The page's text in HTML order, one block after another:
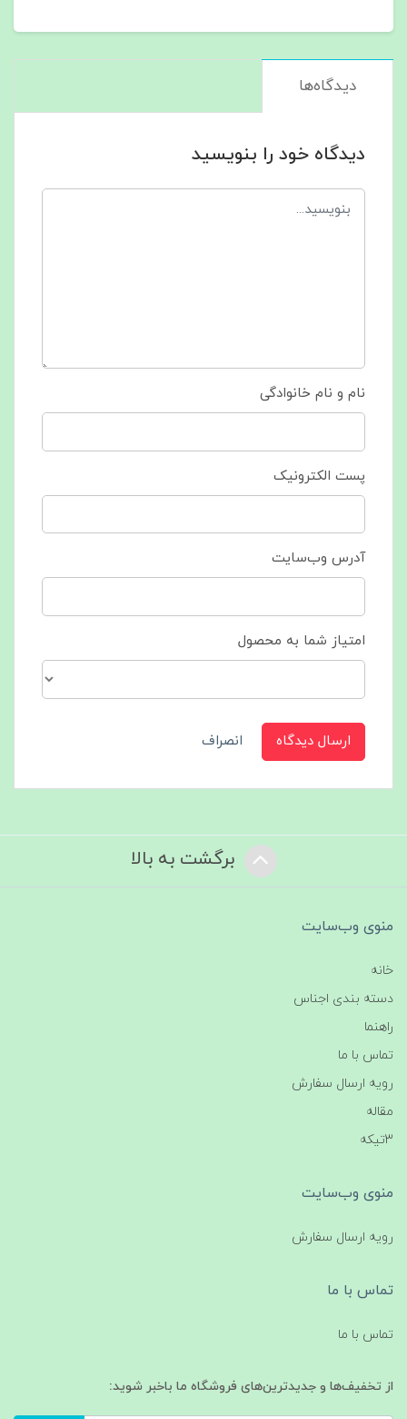
دیدگاه‌ها
دیدگاه خود را بنویسید
نام و نام خانوادگی
پست الکترونیک
آدرس وب‌سایت
امتیاز شما به محصول
ارسال دیدگاه انصراف
برگشت به بالا
منوی وب‌سایت
خانه
دسته بندی اجناس
راهنما
تماس با ما
رویه ارسال سفارش
مقاله
3تیکه
منوی وب‌سایت
رویه ارسال سفارش
تماس با ما
تماس با ما
از تخفیف‌ها و جدیدترین‌های فروشگاه ما باخبر شوید: